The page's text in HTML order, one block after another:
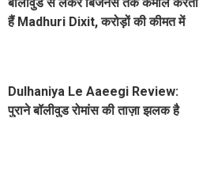
हैं Madhuri Dixit, करोड़ों की कीमत में
Dulhaniya Le Aaeegi Review:
पुराने बॉलीवुड रोमांस की ताज़ा झलक है